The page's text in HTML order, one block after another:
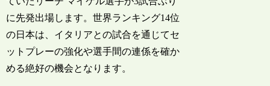
に先発出場します。世界ランキング14位
の日本は、イタリアとの試合を通じてセ
ットプレーの強化や選手間の連係を確か
める絶好の機会となります。